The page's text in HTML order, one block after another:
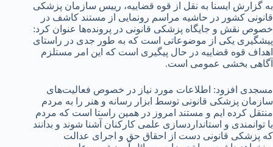
به گزارش ایسنا به نقل از قوه قضاییه، رییس سازمان پزشکی
قانونی کشور در حاشیه مراسم رونمایی از مستند کاشف در
خصوص نقش و جایگاه پزشکی قانونی در پرونده‌ها عنوان کرد:
پیشگیری یکی از موضوعاتی است که به طور جدی در راستای
اهداف قوه قضاییه در حال پیگیری است که این امر مستلزم
آگاهی بخشی عمومی است.
مسجدی افزود: اطلاعات مورد نیاز در خصوص فعالیت‌های
سازمان پزشکی قانونی توسط ابزار رسانه و هنر را به مردم
منتقل کرده ایم و مستند امروز در همین راستا است که مردم
با توانمندی و استانداردسازی علمی کارکنان آشنا شوند و بدانند
که پزشکی قانونی دست از احقاق حق و اجرای عدالت